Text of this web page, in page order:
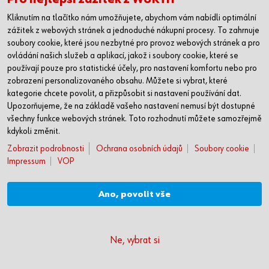
Tiomos
Mistrovské dílo je obvykle součtem
malých záblesků geniality. Tiomos
je tím nejlepším příkladem.
Kliknutím na tlačítko nám umožňujete, abychom vám nabídli optimální
zážitek z webových stránek a jednoduché nákupní procesy. To zahrnuje
soubory cookie, které jsou nezbytné pro provoz webových stránek a pro
ovládání našich služeb a aplikací, jakož i soubory cookie, které se
používají pouze pro statistické účely, pro nastavení komfortu nebo pro
zobrazení personalizovaného obsahu. Můžete si vybrat, které
kategorie chcete povolit, a přizpůsobit si nastavení používání dat.
Upozorňujeme, že na základě vašeho nastavení nemusí být dostupné
všechny funkce webových stránek. Toto rozhodnutí můžete samozřejmě
kdykoli změnit.
Zobrazit podrobnosti
Ochrana osobních údajů
Soubory cookie
Impressum
VOP
Ano, povolit vše
Ne, vybrat si